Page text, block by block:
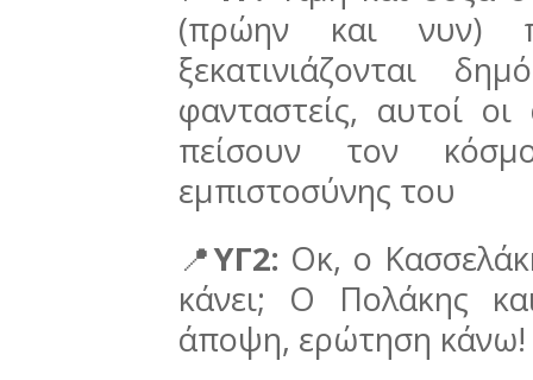
(πρώην και νυν)
ξεκατινιάζονται
φανταστείς, αυτοί
πείσουν τον
εμπιστοσύνης του
📍ΥΓ2: Οκ, ο
κάνει; Ο Πολάκης
άποψη, ερώτηση κάνω!